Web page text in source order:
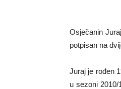
Osječanin
potpisan na
Juraj je rođen
u sezoni